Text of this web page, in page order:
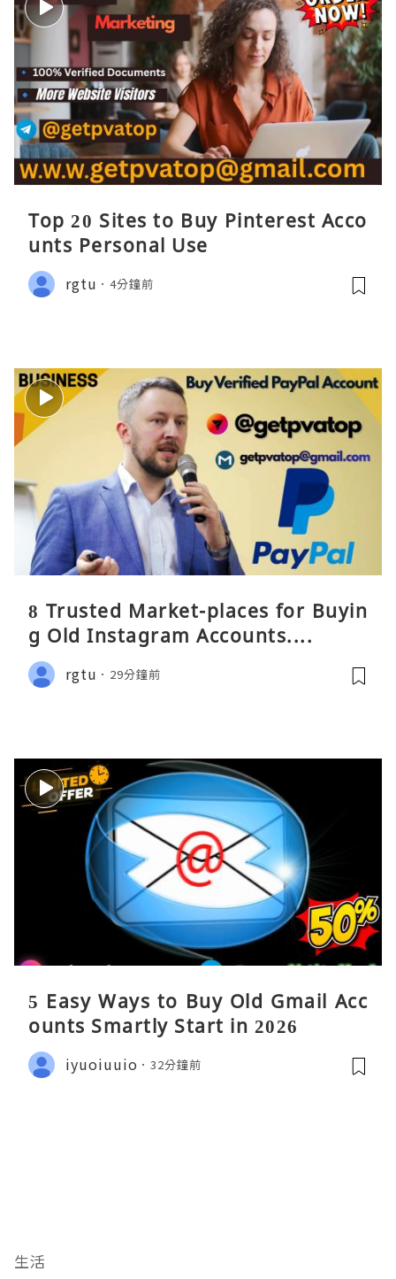
Top 20 Sites to Buy Pinterest Acco
unts Personal Use
rgtu 4分鐘前
8 Trusted Market-places for Buyin
g Old Instagram Accounts....
rgtu 29分鐘前
5 Easy Ways to Buy Old Gmail Acc
ounts Smartly Start in 2026
iyuoiuuio 32分鐘前
生活